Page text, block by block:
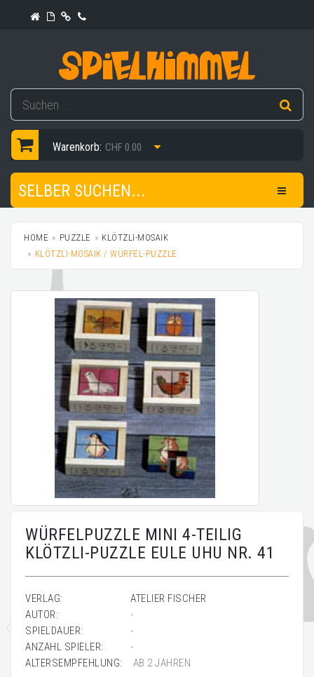
Warenkorb: CHF 0.00
SELBER SUCHEN...
HOME PUZZLE
KLÖTZLI-MOSAIK
KLÖTZLI-MOSAIK / WÜRFEL-PUZZLE
WÜRFELPUZZLE MINI 4-TEILIG
KLÖTZLI-PUZZLE EULE UHU NR. 41
VERLAG:
ATELIER FISCHER
AUTOR:
-
SPIELDAUER:
-
ANZAHL SPIELER:
-
ALTERSEMPFEHLUNG:
AB 2 JAHREN